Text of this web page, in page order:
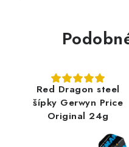
Red Dragon steel
šípky Gerwyn Price
Original 24g